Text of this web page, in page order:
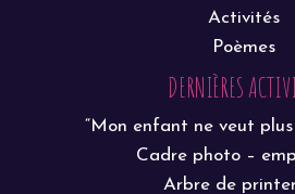
Activités
Poèmes
DERNIÈRES
“Mon enfant ne veut plus
Cadre photo –
Arbre de